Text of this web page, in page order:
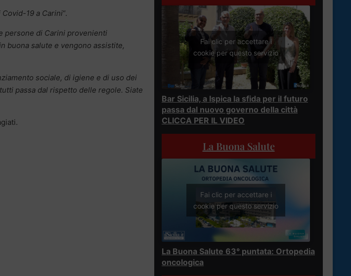
Covid-19 a Carini“.
persone di Carini provenienti
buona salute e vengono assistite,
sociale, di igiene e di uso dei
passa dal rispetto delle regole. Siate
Fai clic per accettare i
cookie per questo servizio
Bar Sicilia, a Ispica la sfida per il futuro
passa dal nuovo governo della città
CLICCA PER IL VIDEO
La Buona Salute
Fai clic per accettare i
cookie per questo servizio
La Buona Salute 63° puntata: Ortopedia
oncologica